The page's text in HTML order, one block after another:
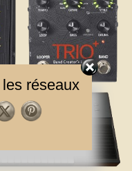
réseaux